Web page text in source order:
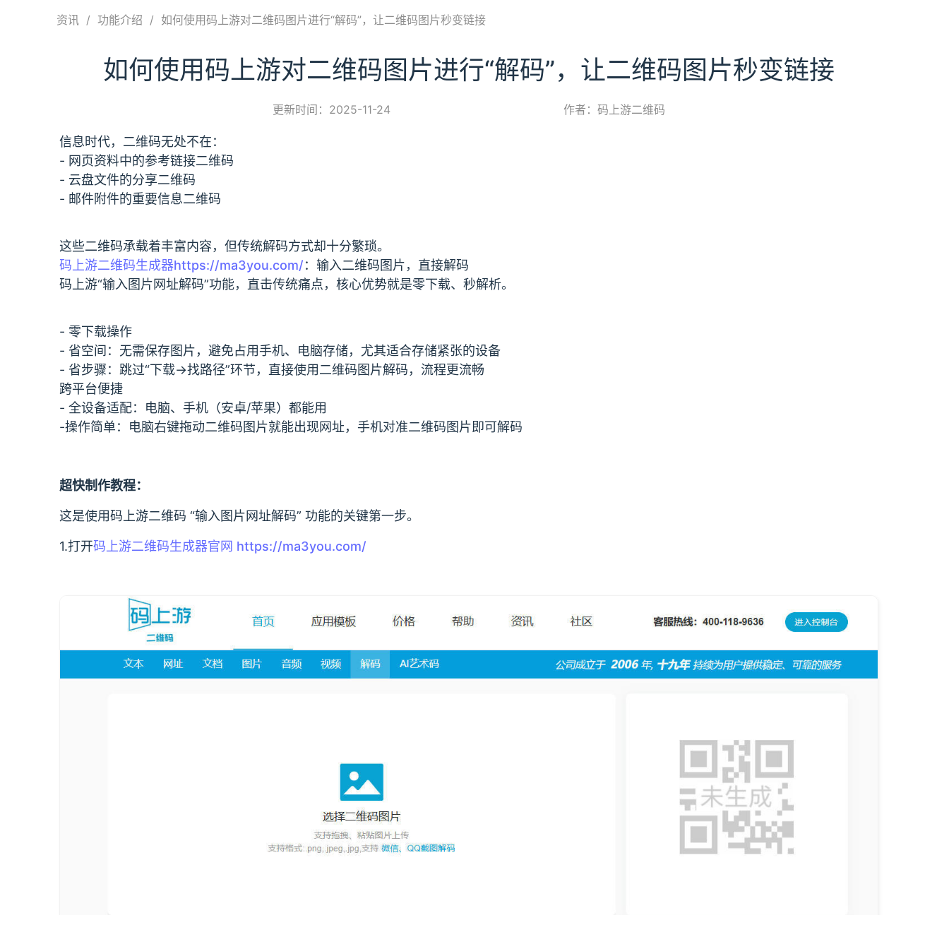
资讯 / 功能介绍 / 如何使用码上游对二维码图片进行“解码”，让二维码图片秒变链接
如何使用码上游对二维码图片进行“解码”，让二维码图片秒变链接
更新时间：2025-11-24 作者：码上游二维码
信息时代，二维码无处不在：
- 网页资料中的参考链接二维码
- 云盘文件的分享二维码
- 邮件附件的重要信息二维码
这些二维码承载着丰富内容，但传统解码方式却十分繁琐。
码上游二维码生成器https://ma3you.com/：输入二维码图片，直接解码
码上游“输入图片网址解码”功能，直击传统痛点，核心优势就是零下载、秒解析。
- 零下载操作
- 省空间：无需保存图片，避免占用手机、电脑存储，尤其适合存储紧张的设备
- 省步骤：跳过“下载→找路径”环节，直接使用二维码图片解码，流程更流畅
跨平台便捷
- 全设备适配：电脑、手机（安卓/苹果）都能用
-操作简单：电脑右键拖动二维码图片就能出现网址，手机对准二维码图片即可解码
超快制作教程：
这是使用码上游二维码 “输入图片网址解码” 功能的关键第一步。
1.打开码上游二维码生成器官网 https://ma3you.com/